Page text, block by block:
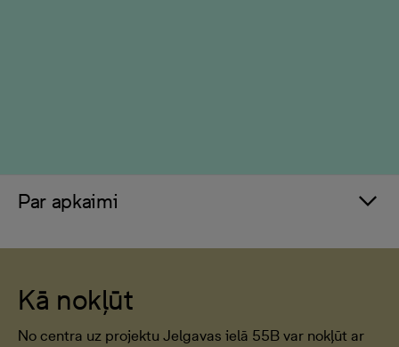
Par apkaimi
Kā nokļūt
No centra uz projektu Jelgavas ielā 55B var nokļūt ar